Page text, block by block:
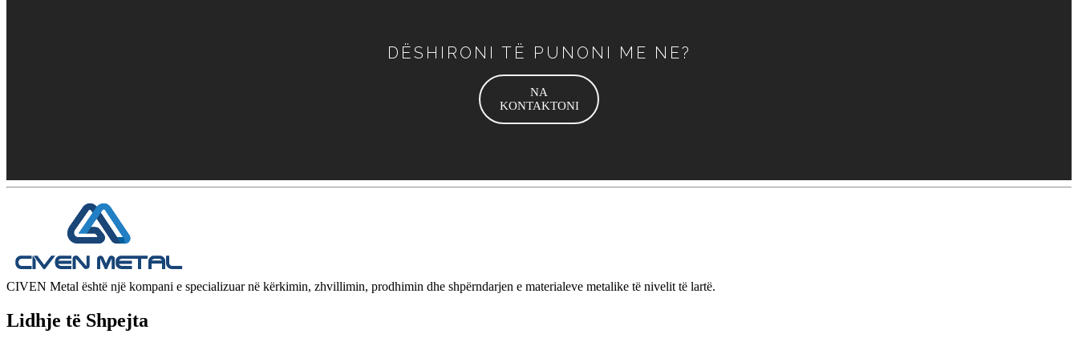
DËSHIRONI TË PUNONI ME NE?
NA
KONTAKTONI
CIVEN Metal është një kompani e specializuar në kërkimin, zhvillimin, prodhimin dhe shpërndarjen e materialeve metalike të nivelit të lartë.
Lidhje të Shpejta